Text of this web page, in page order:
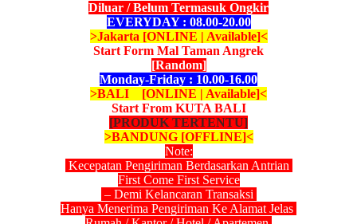
Diluar / Belum Termasuk Ongkir
EVERYDAY : 08.00-20.00
>Jakarta [ONLINE | Available]<
Start Form Mal Taman Angrek
[Random]
Monday-Friday : 10.00-16.00
>BALI [ONLINE | Available]<
Start From KUTA BALI
[PRODUK TERTENTU]
>BANDUNG [OFFLINE]<
Note:
Kecepatan Pengiriman Berdasarkan Antrian
First Come First Service
– Demi Kelancaran Transaksi
Hanya Menerima Pengiriman Ke Alamat Jelas